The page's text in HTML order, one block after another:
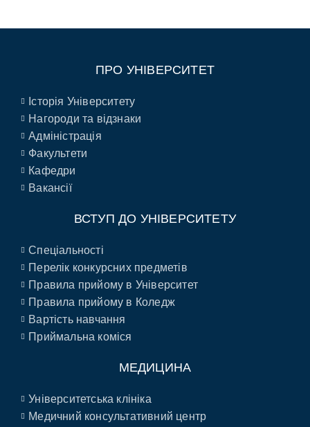
ПРО УНІВЕРСИТЕТ
Історія Університету
Нагороди та відзнаки
Адміністрація
Факультети
Кафедри
Вакансії
ВСТУП ДО УНІВЕРСИТЕТУ
Спеціальності
Перелік конкурсних предметів
Правила прийому в Університет
Правила прийому в Коледж
Вартість навчання
Приймальна коміся
МЕДИЦИНА
Університетська клініка
Медичний консультативний центр